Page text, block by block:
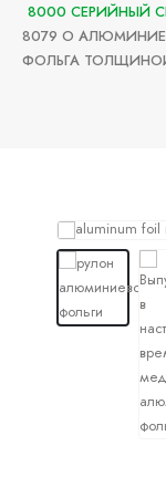
8000 СЕРИЙНЫЙ
8079 O
ФОЛЬГА